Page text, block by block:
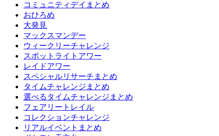
コミュニティデイまとめ
おひろめ
大発見
マックスマンデー
ウィークリーチャレンジ
スポットライトアワー
レイドアワー
スペシャルリサーチまとめ
タイムチャレンジまとめ
選べるタイムチャレンジまとめ
フェアリートレイル
コレクションチャレンジ
リアルイベントまとめ